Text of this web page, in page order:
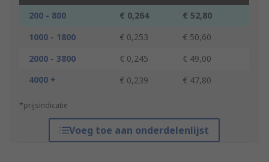
200 - 800 € 0,264
€ 52,80
1000 - 1800
€ 0,253
€ 50,60
2000 - 3800
€ 0,245
€ 49,00
4000 +
€ 0,239 € 47,80
*prijsindicatie
Voeg toe aan onderdelenlijst